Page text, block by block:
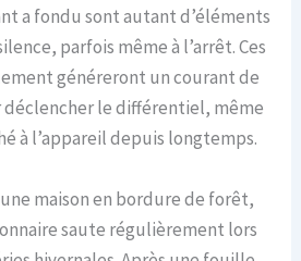
a fondu sont autant d’éléments
parfois même à l’arrêt. Ces
généreront un courant de
le différentiel, même
à l’appareil depuis longtemps.
maison en bordure de forêt,
saute régulièrement lors